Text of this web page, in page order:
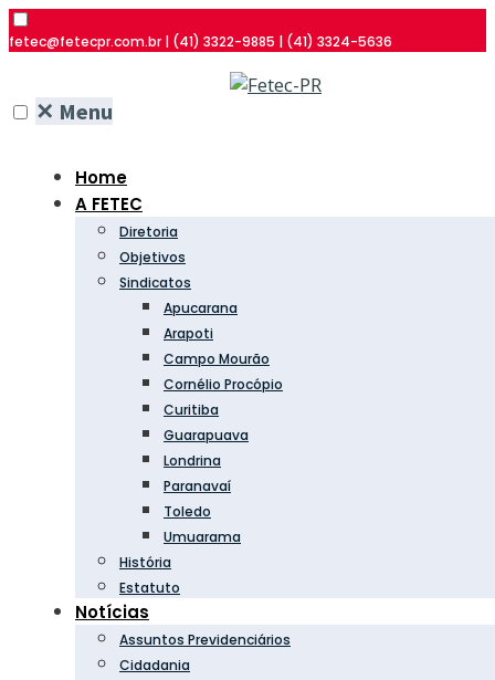
fetec@fetecpr.com.br | (41) 3322-9885 | (41) 3324-5636
✕ Menu
Home
A FETEC
Diretoria
Objetivos
Sindicatos
Apucarana
Arapoti
Campo Mourão
Cornélio Procópio
Curitiba
Guarapuava
Londrina
Paranavaí
Toledo
Umuarama
História
Estatuto
Notícias
Assuntos Previdenciários
Cidadania